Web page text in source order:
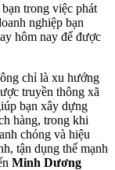
trong việc phát
nghiệp bạn
hôm nay để được
chỉ là xu hướng
truyền thông xã
bạn xây dựng
hàng, trong khi
chóng và hiệu
tận dụng thế mạnh
Minh Dương